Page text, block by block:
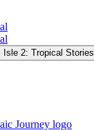
Isle 2: Tropical Stories